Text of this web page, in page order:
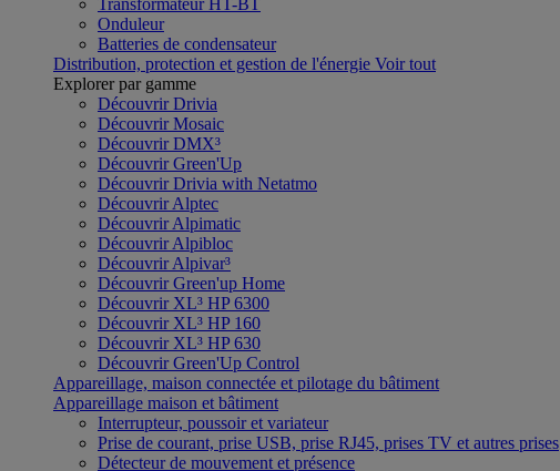
Transformateur HT-BT
Onduleur
Batteries de condensateur
Distribution, protection et gestion de l'énergie Voir tout
Explorer par gamme
Découvrir Drivia
Découvrir Mosaic
Découvrir DMX³
Découvrir Green'Up
Découvrir Drivia with Netatmo
Découvrir Alptec
Découvrir Alpimatic
Découvrir Alpibloc
Découvrir Alpivar³
Découvrir Green'up Home
Découvrir XL³ HP 6300
Découvrir XL³ HP 160
Découvrir XL³ HP 630
Découvrir Green'Up Control
Appareillage, maison connectée et pilotage du bâtiment
Appareillage maison et bâtiment
Interrupteur, poussoir et variateur
Prise de courant, prise USB, prise RJ45, prises TV et autres prises
Détecteur de mouvement et présence